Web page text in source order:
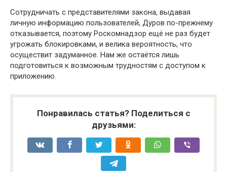
Сотрудничать с представителями закона, выдавая
личную информацию пользователей, Дуров по-прежнему
отказывается, поэтому Роскомнадзор ещё не раз будет
угрожать блокировками, и велика вероятность, что
осуществит задуманное. Нам же остаётся лишь
подготовиться к возможным трудностям с доступом к
приложению.
Понравилась статья? Поделиться с
друзьями: